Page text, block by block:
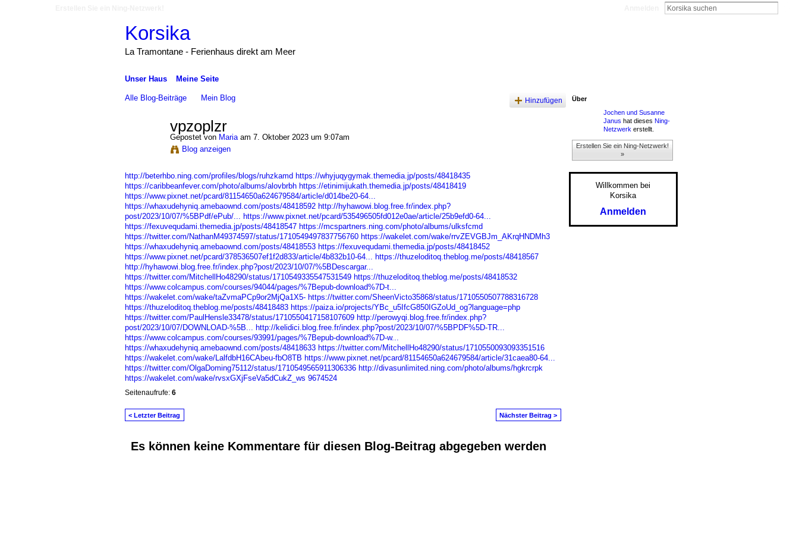
Korsika
La Tramontane - Ferienhaus direkt am Meer
Unser Haus Meine Seite
Alle Blog-Beiträge Mein Blog Hinzufügen
vpzoplzr
Gepostet von Mariaam 7. Oktober 2023 um 9:07am
Blog anzeigen
http://beterhbo.ning.com/profiles/blogs/ruhzkamd https://whyjuqygymak.themedia.jp/posts/48418435
https://caribbeanfever.com/photo/albums/alovbrbh https://etinimijukath.themedia.jp/posts/48418419
https://www.pixnet.net/pcard/81154650a624679584/article/d014be20-64...
https://whaxudehyniq.amebaownd.com/posts/48418592 http://hyhawowi.blog.free.fr/index.php?
post/2023/10/07/%5BPdf/ePub/... https://www.pixnet.net/pcard/535496505fd012e0ae/article/25b9efd0-64...
https://fexuvequdami.themedia.jp/posts/48418547 https://mcspartners.ning.com/photo/albums/ulksfcmd
https://twitter.com/NathanM49374597/status/1710549497837756760 https://wakelet.com/wake/rrvZEVGBJm_AKrqHNDMh3
https://whaxudehyniq.amebaownd.com/posts/48418553 https://fexuvequdami.themedia.jp/posts/48418452
https://www.pixnet.net/pcard/378536507ef1f2d833/article/4b832b10-64... https://thuzeloditoq.theblog.me/posts/48418567
http://hyhawowi.blog.free.fr/index.php?post/2023/10/07/%5BDescargar...
https://twitter.com/MitchellHo48290/status/1710549335547531549 https://thuzeloditoq.theblog.me/posts/48418532
https://www.colcampus.com/courses/94044/pages/%7Bepub-download%7D-t...
https://wakelet.com/wake/taZvmaPCp9or2MjQa1X5- https://twitter.com/SheenVicto35868/status/1710550507788316728
https://thuzeloditoq.theblog.me/posts/48418483 https://paiza.io/projects/YBc_u5IfcG850IGZoUd_og?language=php
https://twitter.com/PaulHensle33478/status/1710550417158107609 http://perowyqi.blog.free.fr/index.php?
post/2023/10/07/DOWNLOAD-%5B... http://kelidici.blog.free.fr/index.php?post/2023/10/07/%5BPDF%5D-TR...
https://www.colcampus.com/courses/93991/pages/%7Bepub-download%7D-w...
https://whaxudehyniq.amebaownd.com/posts/48418633 https://twitter.com/MitchellHo48290/status/1710550093093351516
https://wakelet.com/wake/LalfdbH16CAbeu-fbO8TB https://www.pixnet.net/pcard/81154650a624679584/article/31caea80-64...
https://twitter.com/OlgaDoming75112/status/1710549565911306336 http://divasunlimited.ning.com/photo/albums/hgkrcrpk
https://wakelet.com/wake/rvsxGXjFseVa5dCukZ_ws 9674524
Seitenaufrufe: 6
< Letzter Beitrag Nächster Beitrag >
Es können keine Kommentare für diesen Blog-Beitrag abgegeben werden
Über
Jochen und Susanne
Janus hat dieses Ning-
Netzwerk erstellt.
Erstellen Sie ein Ning-Netzwerk!
»
Willkommen bei
Korsika
Anmelden